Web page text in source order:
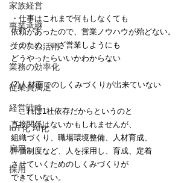
家族経営
事業承継
システム活用
業務の効率化
従業員満足
経営戦略
IoT化 AI化
雇用
採用
・仕事はこれまで何もしなくても
依頼があったので、営業ノウハウが殆どない。
そのため、いざ営業しようにも
どうやったらいいかわからない
(2)人材面でのしくみづくりが出来ていない
・これは1社依存だからというのと
直接関係はないかもしれませんが、
組織づくり、職場環境整備、人材育成、
評価制度など、人を採用し、育成、定着
させていくためのしくみづくりが
できていない。